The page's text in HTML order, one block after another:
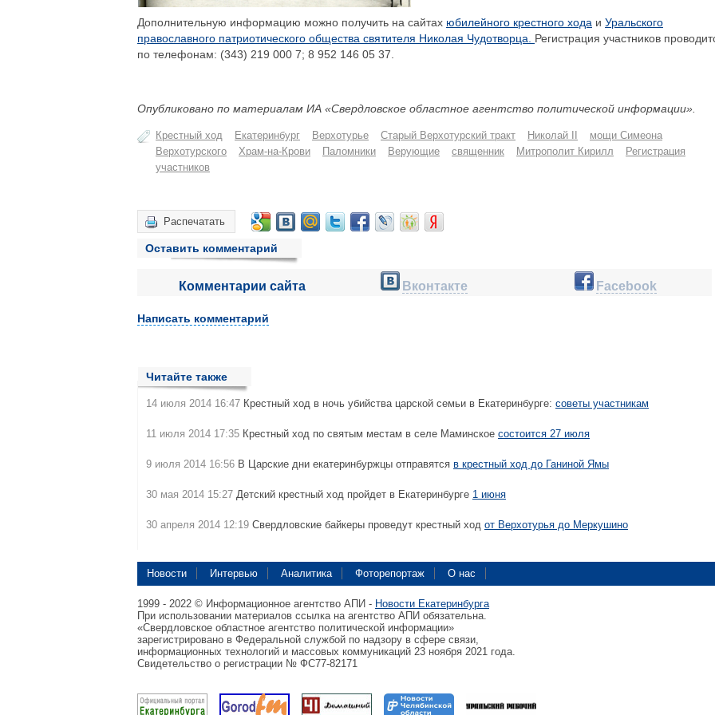
Дополнительную информацию можно получить на сайтах юбилейного крестного хода и Уральского
православного патриотического общества святителя Николая Чудотворца. Регистрация участников
по телефонам: (343) 219 000 7; 8 952 146 05 37.
Опубликовано по материалам ИА «Свердловское областное агентство политической информации».
Крестный ход Екатеринбург Верхотурье Старый Верхотурский тракт Николай II
мощи Симеона
Верхотурского
Храм-на-Крови Паломники Верующие священник Митрополит Кирилл
Регистрация
участников
Распечатать
Оставить комментарий
Комментарии сайта Вконтакте Facebook
Написать комментарий
Читайте также
14 июля 2014 16:47 Крестный ход в ночь убийства царской семьи в Екатеринбурге: советы участникам
11 июля 2014 17:35 Крестный ход по святым местам в селе Маминское состоится 27 июля
9 июля 2014 16:56 В Царские дни екатеринбуржцы отправятся в крестный ход до Ганиной Ямы
30 мая 2014 15:27 Детский крестный ход пройдет в Екатеринбурге 1 июня
30 апреля 2014 12:19 Свердловские байкеры проведут крестный ход от Верхотурья до Меркушино
Новости Интервью Аналитика Фоторепортаж О нас
1999 - 2022 © Информационное агентство АПИ - Новости Екатеринбурга
При использовании материалов ссылка на агентство АПИ обязательна.
«Свердловское областное агентство политической информации»
зарегистрировано в Федеральной службой по надзору в сфере связи,
информационных технологий и массовых коммуникаций 23 ноября 2021 года.
Свидетельство о регистрации № ФС77-82171